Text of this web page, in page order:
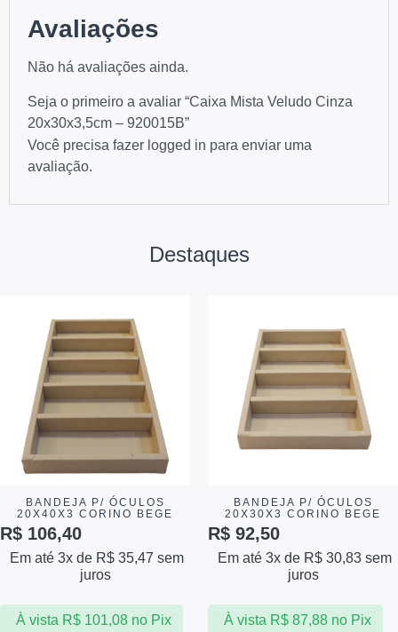
Avaliações
Não há avaliações ainda.
Seja o primeiro a avaliar “Caixa Mista Veludo Cinza
20x30x3,5cm – 920015B”
Você precisa fazer logged in para enviar uma
avaliação.
Destaques
BANDEJA P/ ÓCULOS
20X40X3 CORINO BEGE
R$ 106,40
Em até 3x de R$ 35,47 sem
juros
À vista R$101,08 no Pix
BANDEJA P/ ÓCULOS
20X30X3 CORINO BEGE
R$ 92,50
Em até 3x de R$ 30,83 sem
juros
À vista R$87,88 no Pix